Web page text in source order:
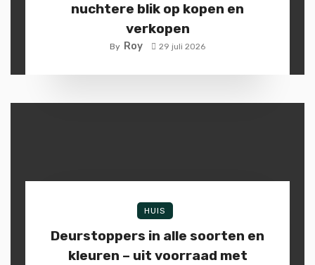
nuchtere blik op kopen en
verkopen
By Roy 29 juli 2026
HUIS
Deurstoppers in alle soorten en
kleuren – uit voorraad met